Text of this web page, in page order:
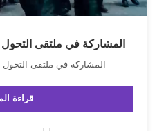
المشاركة في ملتقى
المشاركة في ملتقى
قراءة